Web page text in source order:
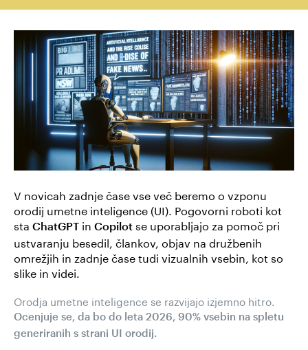
V novicah zadnje čase vse več beremo o vzponu
orodij umetne inteligence (UI). Pogovorni roboti kot
sta ChatGPT in Copilot se uporabljajo za pomoč pri
ustvaranju besedil, člankov, objav na družbenih
omrežjih in zadnje čase tudi vizualnih vsebin, kot so
slike in videi.
Orodja umetne inteligence se razvijajo izjemno hitro.
Ocenjuje se, da bo do leta 2026, 90% vsebin na spletu
generiranih s strani UI orodij.